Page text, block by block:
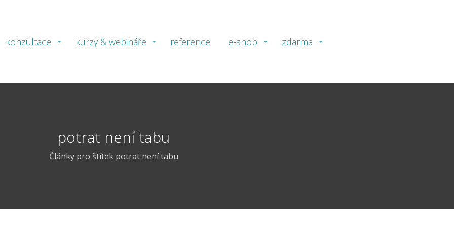
konzultace kurzy & webináře reference e-shop zdarma
potrat není tabu
Články pro štítek potrat není tabu